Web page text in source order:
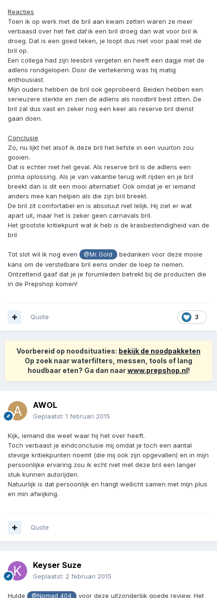
Reacties
Toen ik op werk met de bril aan kwam zetten waren ze meer
verbaasd over het feit datik een bril droeg dan wat voor bril ik
droeg. Dat is een goed teken, je loopt dus niet voor paal met de
bril op.
Een collega had zijn leesbril vergeten en heeft een dagje met de
adlens rondgelopen. Door de vertekening was hij matig
enthousiast.
Mijn ouders hebben de bril ook geprobeerd. Beiden hebben een
serieuzere sterkte en zien de adlens als noodbril best zitten. De
bril zal dus vast en zeker nog een keer als reserve bril dienst
gaan doen.
Conclusie
Zo, nu lijkt het alsof ik deze bril het liefste in een vuurton zou
gooien.
Dat is echter niet het geval. Als reserve bril is de adlens een
prima oplossing. Als je van vakantie terug wilt rijden en je bril
breekt dan is dit een mooi alternatief. Ook omdat je er iemand
anders mee kan helpen als die zijn bril breekt.
De bril zit comfortabel en is absoluut niet lelijk. Hij ziet er wat
apart uit, maar het is zeker geen carnavals bril.
Het grootste kritiekpunt wat ik heb is de krasbestendigheid van de
bril
Tot slot wil ik nog even @Mr. Gold
bedanken voor deze mooie
kans om de verstelbare bril eens onder de loep te nemen.
Ontzettend gaaf dat je je forumleden betrekt bij de producten die
in de Prepshop komen!
3
Quote
Voorbereid op noodsituaties: bekijk de noodpakketen
Op zoek naar waterfilters, messen, tools of lang
houdbaar eten? Ga dan naarwww.prepshop.nl!
AWOL
Geplaatst: 1 februari 2015
Kijk, iemand die weet waar hij het over heeft.
Toch verbaast je eindconclusie mij omdat je toch een aantal
stevige kritiekpunten noemt (die mij ook zijn opgevallen) en in mijn
persoonlijke ervaring zou ik echt niet met deze bril een langer
stuk kunnen autorijden.
Natuurlijk is dat persoonlijk en hangt wellicht samen met mijn plus
en min afwijking.
Quote
Keyser Suze
Geplaatst: 2 februari 2015
Hulde @Nomad_404
voor deze uitzonderlijk goede review. Het